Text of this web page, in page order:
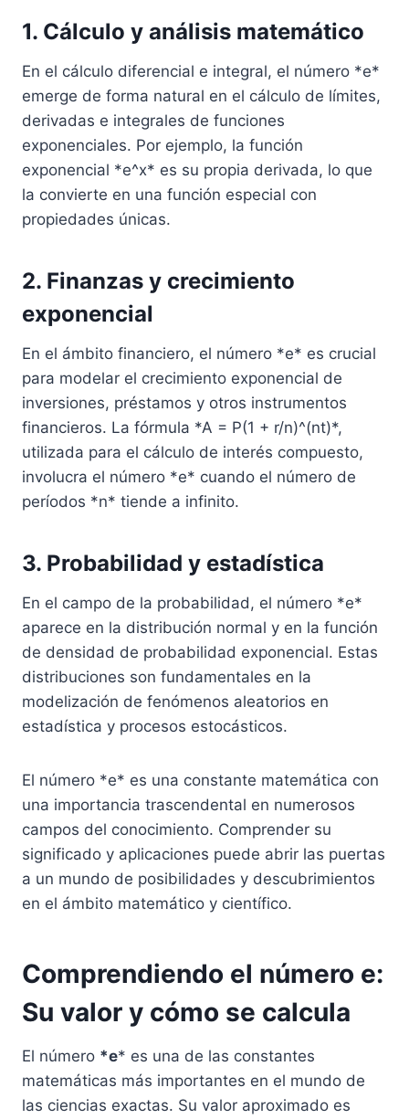
1. Cálculo y análisis matemático
En el cálculo diferencial e integral, el número *e*
emerge de forma natural en el cálculo de límites,
derivadas e integrales de funciones
exponenciales. Por ejemplo, la función
exponencial *e^x* es su propia derivada, lo que
la convierte en una función especial con
propiedades únicas.
2. Finanzas y crecimiento
exponencial
En el ámbito financiero, el número *e* es crucial
para modelar el crecimiento exponencial de
inversiones, préstamos y otros instrumentos
financieros. La fórmula *A = P(1 + r/n)^(nt)*,
utilizada para el cálculo de interés compuesto,
involucra el número *e* cuando el número de
períodos *n* tiende a infinito.
3. Probabilidad y estadística
En el campo de la probabilidad, el número *e*
aparece en la distribución normal y en la función
de densidad de probabilidad exponencial. Estas
distribuciones son fundamentales en la
modelización de fenómenos aleatorios en
estadística y procesos estocásticos.
El número *e* es una constante matemática con
una importancia trascendental en numerosos
campos del conocimiento. Comprender su
significado y aplicaciones puede abrir las puertas
a un mundo de posibilidades y descubrimientos
en el ámbito matemático y científico.
Comprendiendo el número e:
Su valor y cómo se calcula
El número *e* es una de las constantes
matemáticas más importantes en el mundo de
las ciencias exactas. Su valor aproximado es